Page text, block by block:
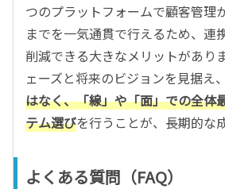
つのプラットフォームで顧客管理
までを一気通貫で行えるため、連
削減できる大きなメリットがあり
ェーズと将来のビジョンを見据え、
はなく、「線」や「面」での全体
テム選びを行うことが、長期的な
よくある質問（FAQ）